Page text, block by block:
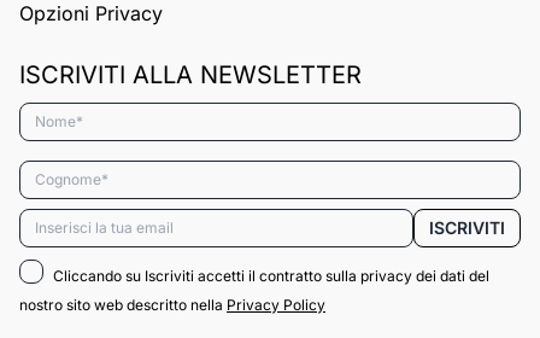
Opzioni Privacy
ISCRIVITI ALLA NEWSLETTER
Nome*
Cognome*
Email* ISCRIVITI
Cliccando su Iscriviti accetti il contratto sulla privacy dei dati del
nostro sito web descritto nella Privacy Policy